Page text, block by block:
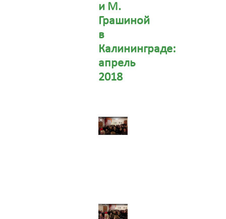
и М.
Грашиной
в
Калининграде:
апрель
2018